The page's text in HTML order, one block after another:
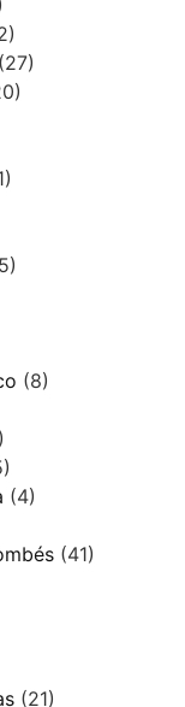
(27)
(8)
(4)
(41)
(21)